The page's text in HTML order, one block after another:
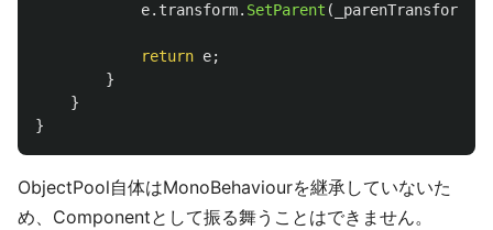
e. transform. SetParent ( _parenTransform
return e;
}
}
}
ObjectPool自体はMonoBehaviourを継承していないた
め、Componentとして振る舞うことはできません。